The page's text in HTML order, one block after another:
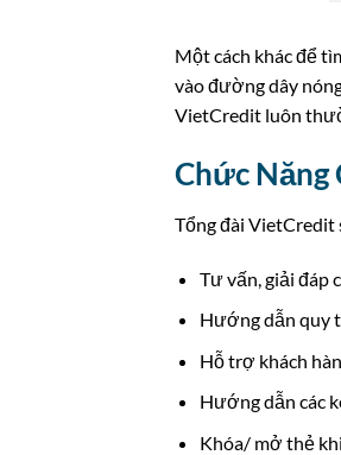
Một cách khác để
vào đường dây
VietCredit luôn
Chức Năng
Tổng đài VietCredit
Tư vấn, giải đáp
Hướng dẫn quy
Hỗ trợ khách
Hướng dẫn các
Khóa/ mở thẻ